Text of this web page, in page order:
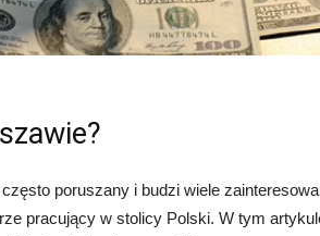
poruszany i budzi wiele
pracujący w stolicy Polski. W tym